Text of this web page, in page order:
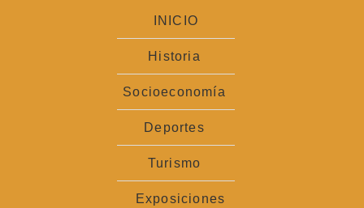
INICIO
Historia
Socioeconomía
Deportes
Turismo
Exposiciones